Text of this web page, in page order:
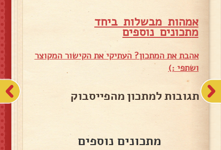
אמהות מבשלות ביחד
מתכונים נוספים
אהבת את המתכון? העתיקי את הקישור המקוצר
ושתפי :)
תגובות למתכון מהפייסבוק
מתכונים נוספים